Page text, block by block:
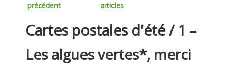
précédent
articles
Back
to
top
Cartes postales d'été / 1 –
Les algues vertes*, merci